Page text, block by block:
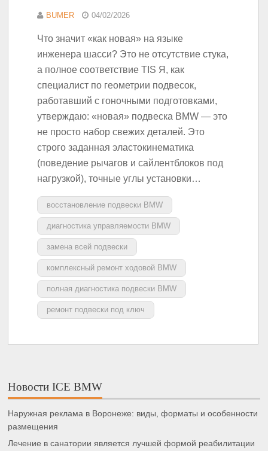
BUMER 04/02/2026
Что значит «как новая» на языке
инженера шасси? Это не отсутствие стука,
а полное соответствие TIS Я, как
специалист по геометрии подвесок,
работавший с гоночными подготовками,
утверждаю: «новая» подвеска BMW — это
не просто набор свежих деталей. Это
строго заданная эластокинематика
(поведение рычагов и сайлентблоков под
нагрузкой), точные углы установки…
восстановление подвески BMW
диагностика управляемости BMW
замена всей подвески
комплексный ремонт ходовой BMW
полная диагностика подвески BMW
ремонт подвески под ключ
Новости ICE BMW
Наружная реклама в Воронеже: виды, форматы и особенности
размещения
Лечение в санатории является лучшей формой реабилитации